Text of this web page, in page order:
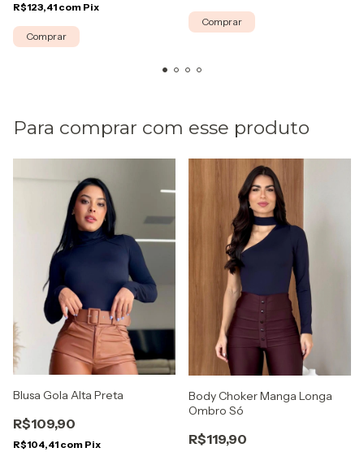
R$123,41 com Pix
Comprar
Comprar
Para comprar com esse produto
Blusa Gola Alta Preta
R$109,90
R$104,41 com Pix
Body Choker Manga Longa
Ombro Só
R$119,90